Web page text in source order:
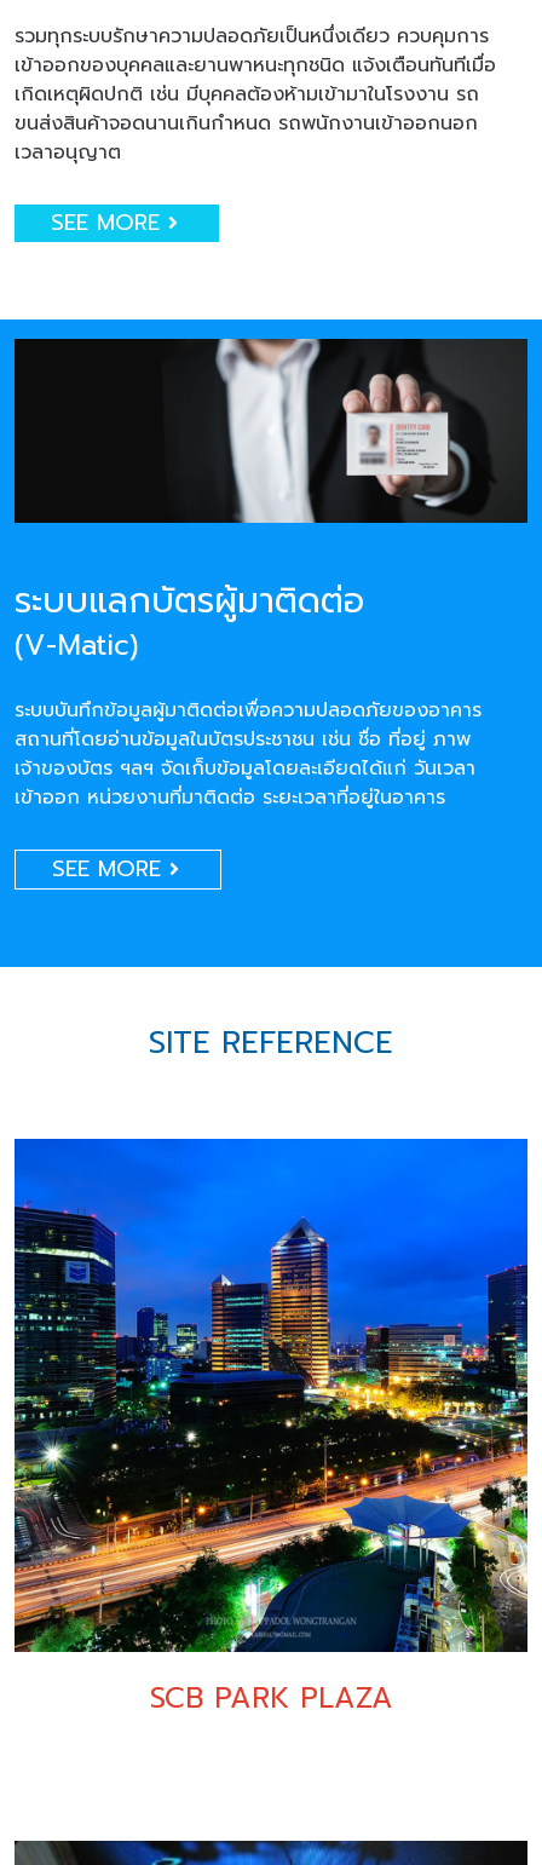
รวมทุกระบบรักษาความปลอดภัยเป็นหนึ่งเดียว ควบคุมการ
เข้าออกของบุคคลและยานพาหนะทุกชนิด แจ้งเตือนทันทีเมื่อ
เกิดเหตุผิดปกติ เช่น มีบุคคลต้องห้ามเข้ามาในโรงงาน รถ
ขนส่งสินค้าจอดนานเกินกำหนด รถพนักงานเข้าออกนอก
เวลาอนุญาต
SEE MORE
ระบบแลกบัตรผู้มาติดต่อ
(V-Matic)
ระบบบันทึกข้อมูลผู้มาติดต่อเพื่อความปลอดภัยของอาคาร
สถานที่โดยอ่านข้อมูลในบัตรประชาชน เช่น ชื่อ ที่อยู่ ภาพ
เจ้าของบัตร ฯลฯ จัดเก็บข้อมูลโดยละเอียดได้แก่ วันเวลา
เข้าออก หน่วยงานที่มาติดต่อ ระยะเวลาที่อยู่ในอาคาร
SEE MORE
SITE REFERENCE
SCB PARK PLAZA